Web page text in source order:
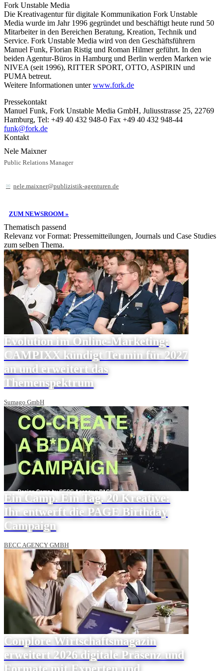
Fork Unstable Media
Die Kreativagentur für digitale Kommunikation Fork Unstable
Media wurde im Jahr 1996 gegründet und beschäftigt heute rund 50
Mitarbeiter in den Bereichen Beratung, Kreation, Technik und
Service. Fork Unstable Media wird von den Geschäftsführern
Manuel Funk, Florian Ristig und Roman Hilmer geführt. In den
beiden Agentur-Büros in Hamburg und Berlin werden Marken wie
NIVEA (seit 1996), RITTER SPORT, OTTO, ASPIRIN und
PUMA betreut.
Weitere Informationen unterwww.fork.de
Pressekontakt
Manuel Funk, Fork Unstable Media GmbH, Juliusstrasse 25, 22769
Hamburg, Tel: +49 40 432 948-0 Fax +49 40 432 948-44
funk@fork.de
Kontakt
Nele Maixner
Public Relations Manager
nele.maixner@publizistik-agenturen.de
ZUM NEWSROOM »
Thematisch passend
Relevanz vor Format: Pressemitteilungen, Journals und Case Studies
zum selben Thema.
Evolution im Online-Marketing:
CAMPIXX kündigt Termin für 2027
an und erweitert das
Themenspektrum
Sumago GmbH
Ein Camp. Ein Tag. 20 Kreative:
Ihr entwerft die PAGE Birthday
Campaign
BECC AGENCY GMBH
Conplore Wirtschaftsmagazin
erweitert 2026 digitale Präsenz und